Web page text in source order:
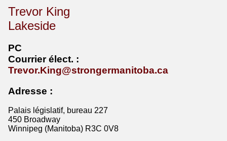
Trevor King
Lakeside
PC
Courrierélect. :
Trevor.King@strongermanitoba.ca
Adresse :
Palais législatif, bureau 227
450 Broadway
Winnipeg (Manitoba) R3C 0V8